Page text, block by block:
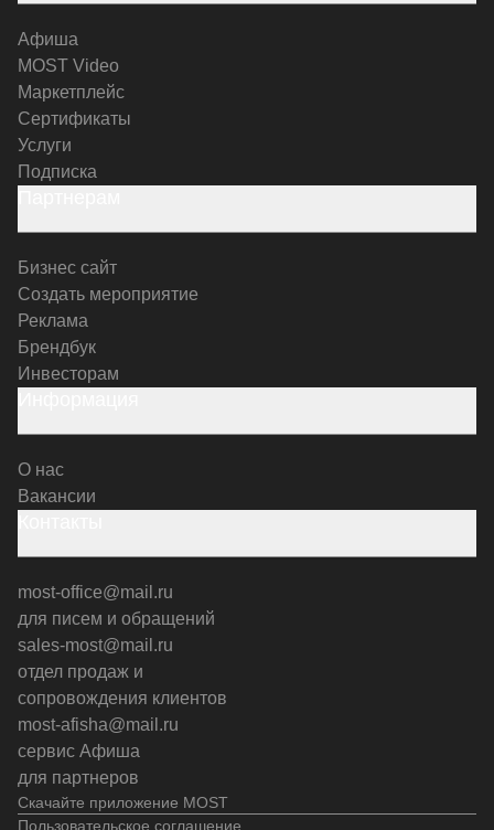
Скачайте приложение MOST
Афиша
MOST Video
Маркетплейс
Сертификаты
Услуги
Подписка
Бизнес сайт
Создать мероприятие
Реклама
Брендбук
Инвесторам
О нас
Вакансии
most-office@mail.ru
для писем и обращений
sales-most@mail.ru
отдел продаж и
сопровождения клиентов
most-afisha@mail.ru
сервис Афиша
для партнеров
Пользовательское соглашение